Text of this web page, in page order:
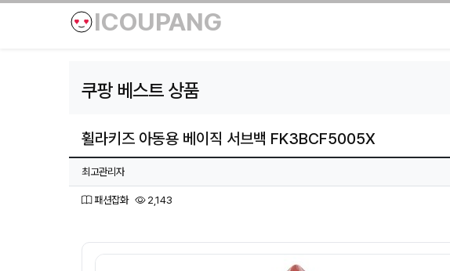
ICOUPANG
쿠팡 베스트 상품
휠라키즈 아동용 베이직 서브백 FK3BCF5005X
페이지 정보
작성자
최고관리자
분류
패션잡화 2,143
본문